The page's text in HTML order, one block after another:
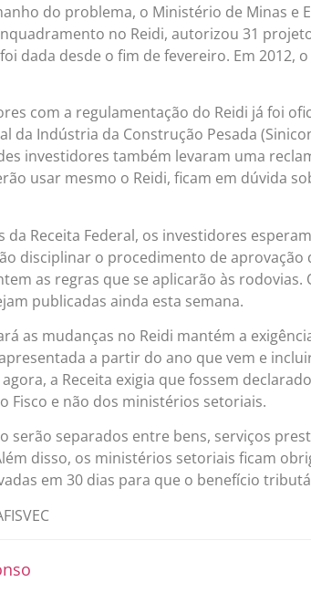
do problema, o Ministério de Minas e
no Reidi, autorizou 31
dada desde o fim de fevereiro. Em 2012,
com a regulamentação do Reidi já foi
da Indústria da Construção Pesada
investidores também levaram uma
usar mesmo o Reidi, ficam em dúvida
da Receita Federal, os investidores
disciplinar o procedimento de aprovação
as regras que se aplicarão às rodovias.
publicadas ainda esta semana.
as mudanças no Reidi mantém a
apresentada a partir do ano que vem e
a Receita exigia que fossem
Fisco e não dos ministérios setoriais.
serão separados entre bens, serviços
disso, os ministérios setoriais ficam
em 30 dias para que o benefício